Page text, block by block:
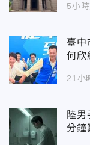
5小
臺中
何
21小
陸
分鐘